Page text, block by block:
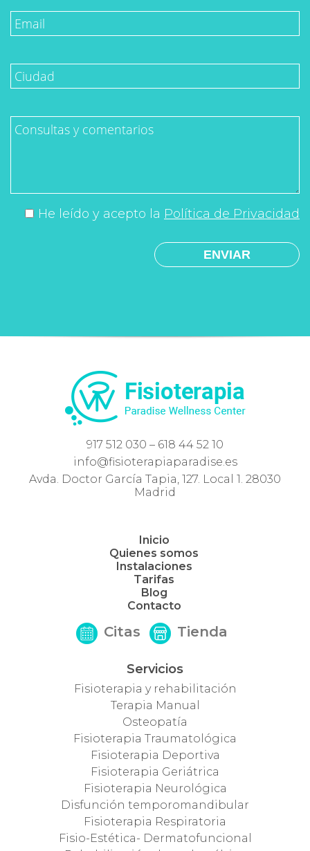
He leído y acepto la Política de Privacidad
917 512 030 – 618 44 52 10
info@fisioterapiaparadise.es
Avda. Doctor García Tapia, 127. Local 1. 28030
Madrid
Inicio
Quienes somos
Instalaciones
Tarifas
Blog
Contacto
Citas Tienda
Servicios
Fisioterapia y rehabilitación
Terapia Manual
Osteopatía
Fisioterapia Traumatológica
Fisioterapia Deportiva
Fisioterapia Geriátrica
Fisioterapia Neurológica
Disfunción temporomandibular
Fisioterapia Respiratoria
Fisio-Estética- Dermatofuncional